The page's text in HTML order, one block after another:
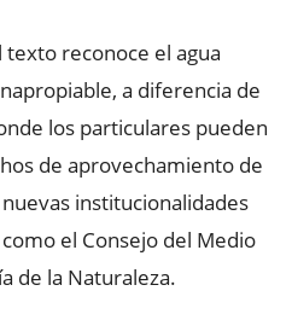
reconoce el agua
a diferencia de
los particulares pueden
de aprovechamiento de
institucionalidades
el Consejo del Medio
de la Naturaleza.